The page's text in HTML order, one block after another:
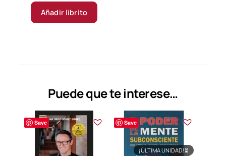
Añadir librito
Puede que te interese…
Save Save
¡ÚLTIMA UNIDAD!⏳